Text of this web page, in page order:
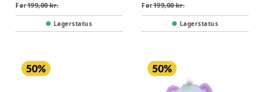
Før199,00 kr.
Lagerstatus
Før199,00 kr.
Lagerstatus